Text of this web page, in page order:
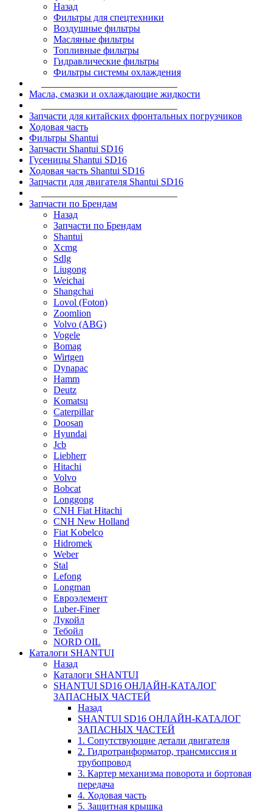
Назад
Фильтры для спецтехники
Воздушные фильтры
Масляные фильтры
Топливные фильтры
Гидравлические фильтры
Фильтры системы охлаждения
Масла, смазки и охлаждающие жидкости
Запчасти для китайских фронтальных погрузчиков
Ходовая часть
Фильтры Shantui
Запчасти Shantui SD16
Гусеницы Shantui SD16
Ходовая часть Shantui SD16
Запчасти для двигателя Shantui SD16
Запчасти по Брендам
Назад
Запчасти по Брендам
Shantui
Xcmg
Sdlg
Liugong
Weichai
Shangchai
Lovol (Foton)
Zoomlion
Volvo (ABG)
Vogele
Bomag
Wirtgen
Dynapac
Hamm
Deutz
Komatsu
Caterpillar
Doosan
Hyundai
Jcb
Liebherr
Hitachi
Volvo
Bobcat
Longgong
CNH Fiat Hitachi
CNH New Holland
Fiat Kobelco
Hidromek
Weber
Stal
Lefong
Longman
Евроэлемент
Luber-Finer
Лукойл
Тебойл
NORD OIL
Каталоги SHANTUI
Назад
Каталоги SHANTUI
SHANTUI SD16 ОНЛАЙН-КАТАЛОГ
ЗАПАСНЫХ ЧАСТЕЙ
Назад
SHANTUI SD16 ОНЛАЙН-КАТАЛОГ
ЗАПАСНЫХ ЧАСТЕЙ
1. Сопутствующие детали двигателя
2. Гидротранформатор, трансмиссия и
трубопровод
3. Картер механизма поворота и бортовая
передача
4. Ходовая часть
5. Защитная крышка